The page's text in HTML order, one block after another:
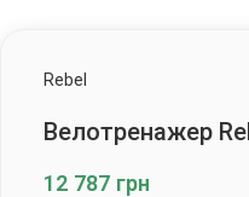
Rebel
Велотренажер
12 787 грн